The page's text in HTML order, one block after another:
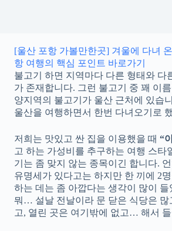
[울산 포항 가볼만한곳] 겨울에 다녀
항 여행의 핵심 포인트 바로가기
불고기 하면 지역마다 다른 형태와 다
가 존재합니다. 그런 불고기 중 꽤 이
양지역의 불고기가 울산 근처에 있습
울산을 여행하면서 한번 다녀오기로
저희는 맛있고 싼 집을 이용했을 때 “
고 하는 가성비를 추구하는 여행 스타
기는 좀 맞지 않는 종목이긴 합니다.
유명세가 있다고는 하지만 한 끼에 2
하는 데는 좀 아깝다는 생각이 많이 들
뭐… 설날 전날이라 문 닫은 식당은 많
고, 열린 곳은 여기밖에 없고… 해서